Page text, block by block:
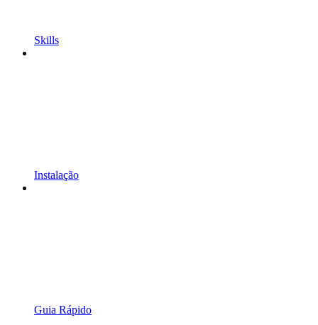
Skills
Instalação
Guia Rápido